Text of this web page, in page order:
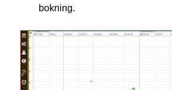
bokning.